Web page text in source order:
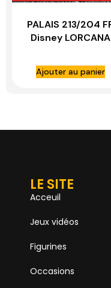
PALAIS 213/204
Disney LORCANA
Ajouter au panier
LE SITE
Acceuil
Jeux vidéos
Figurines
Occasions